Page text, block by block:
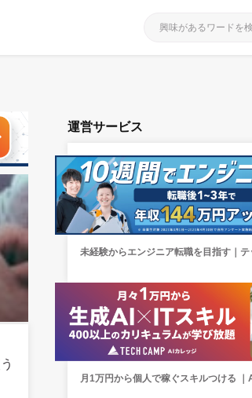
運営サービス
未経験からエンジニア転職を目指す｜
月1万円から個人で稼ぐスキルつける ｜